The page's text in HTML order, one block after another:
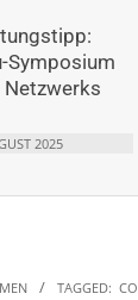
Symposium
2025
TAGGED: